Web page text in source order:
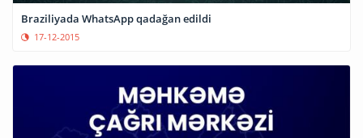
Braziliyada WhatsApp qadağan edildi
17-12-2015